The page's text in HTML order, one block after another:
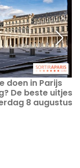
doen in Parijs
De beste uitjes
8 augustus